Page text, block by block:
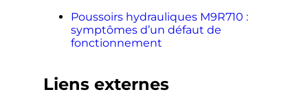
Poussoirs hydrauliques M9R710 :
symptômes d’un défaut de
fonctionnement
Liens externes